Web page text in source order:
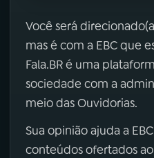
Você será
mas é com a EBC que
Fala.BR é uma
sociedade com a
meio das Ouvidorias.
Sua opinião ajuda a
conteúdos ofertados